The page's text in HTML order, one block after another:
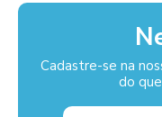
Cadastre-se na
do